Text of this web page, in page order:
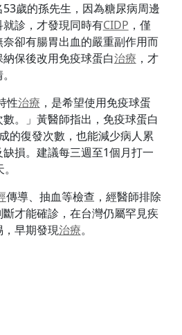
歲的孫先生，因為糖尿病周邊
就診，才發現同時有CIDP ，僅
奈卻有腸胃出血的嚴重副作用而
保後改用免疫球蛋白治療 ，才
性治療 ，是希望使用免疫球蛋
。」黃醫師指出，免疫球蛋白
的復發次數，也能減少病人累
損。建議每三週至1個月打一
傳導、抽血等檢查，經醫師排除
才能確診，在台灣仍屬罕見疾
早期發現治療。